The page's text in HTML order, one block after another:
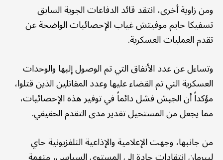
ومن زاوية أخرى، انتقد قائد الدفاعات الجوية السابق
تسفيكا حايم موفيتش غياب الإحصائيات الواضحة عن
تقدم العمليات العسكرية.
وتساءل عن عدد الأنفاق التي تم الوصول إليها والوحدات
العسكرية التي تم القضاء عليها وعدد المقاتلين الذين قتلوا،
مؤكداً أن الجيش فشل دائماً في توفير هذه الإحصائيات،
مما يجعل من المستحيل تقدير مدى التقدم الحقيقي.
من جانبها، وجهت الإعلامية والإذاعية التلفزيونية حاي